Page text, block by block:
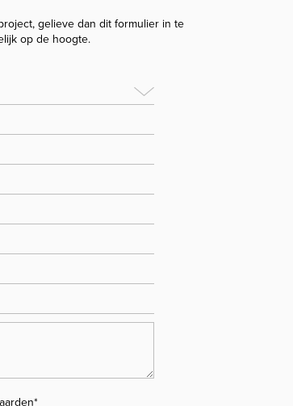
gelieve dan dit formulier in te
op de hoogte.
*